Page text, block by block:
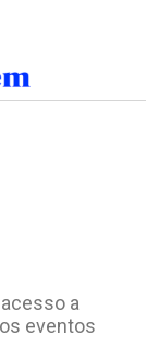
a
eventos